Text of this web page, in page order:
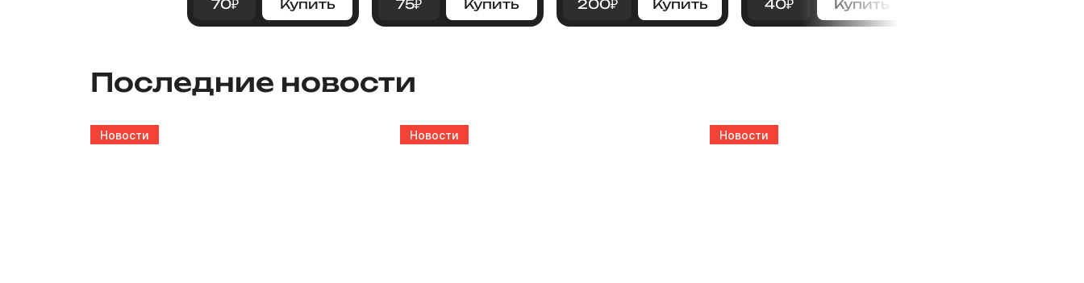
70₽ Купить 75₽ Купить 200₽ Купить 40₽ Купить
Последние новости
Новости Новости Новости